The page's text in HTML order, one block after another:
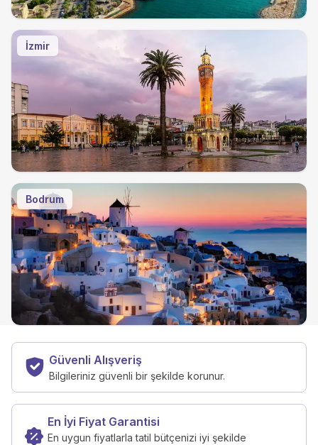
İzmir
Bodrum
Güvenli Alışveriş
Bilgileriniz güvenli bir şekilde korunur.
En İyi Fiyat Garantisi
En uygun fiyatlarla tatil bütçenizi iyi şekilde